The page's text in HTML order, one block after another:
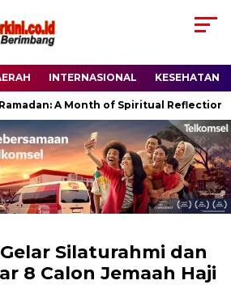
INTERNASIONAL KESEHATAN
A Month of Spiritual Reflection,
Silaturahmi dan
8 Calon Jemaah Haji